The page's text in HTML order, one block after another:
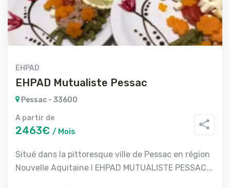
EHPAD
EHPAD Mutualiste Pessac
Pessac - 33600
A partir de
2463€ / Mois
Situé dans la pittoresque ville de Pessac en région
Nouvelle Aquitaine l EHPAD MUTUALISTE PESSAC...